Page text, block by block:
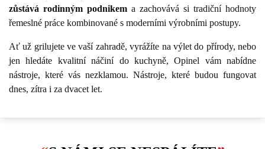
zůstává rodinným podnikem a zachovává si tradiční hodnoty
řemeslné práce kombinované s moderními výrobními postupy.
Ať už grilujete ve vaší zahradě, vyrážíte na výlet do přírody, nebo
jen hledáte kvalitní náčiní do kuchyně, Opinel vám nabídne
nástroje, které vás nezklamou. Nástroje, které budou fungovat
dnes, zítra i za dvacet let.